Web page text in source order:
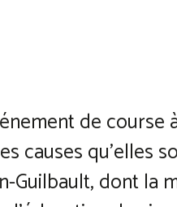
de course
causes qu’elles
Guilbault, dont la